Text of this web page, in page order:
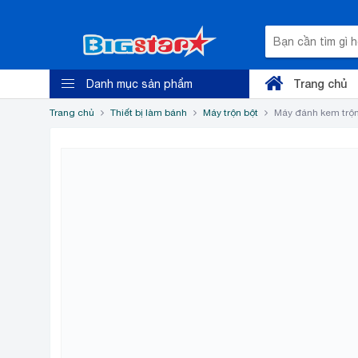
Danh mục sản phẩm Trang chủ
Trang chủ Thiết bị làm bánh Máy trộn bột Máy đánh kem